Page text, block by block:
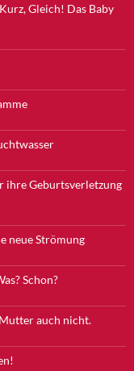
Gleich! Das Baby
ihre Geburtsverletzung
neue Strömung
Schon?
auch nicht.